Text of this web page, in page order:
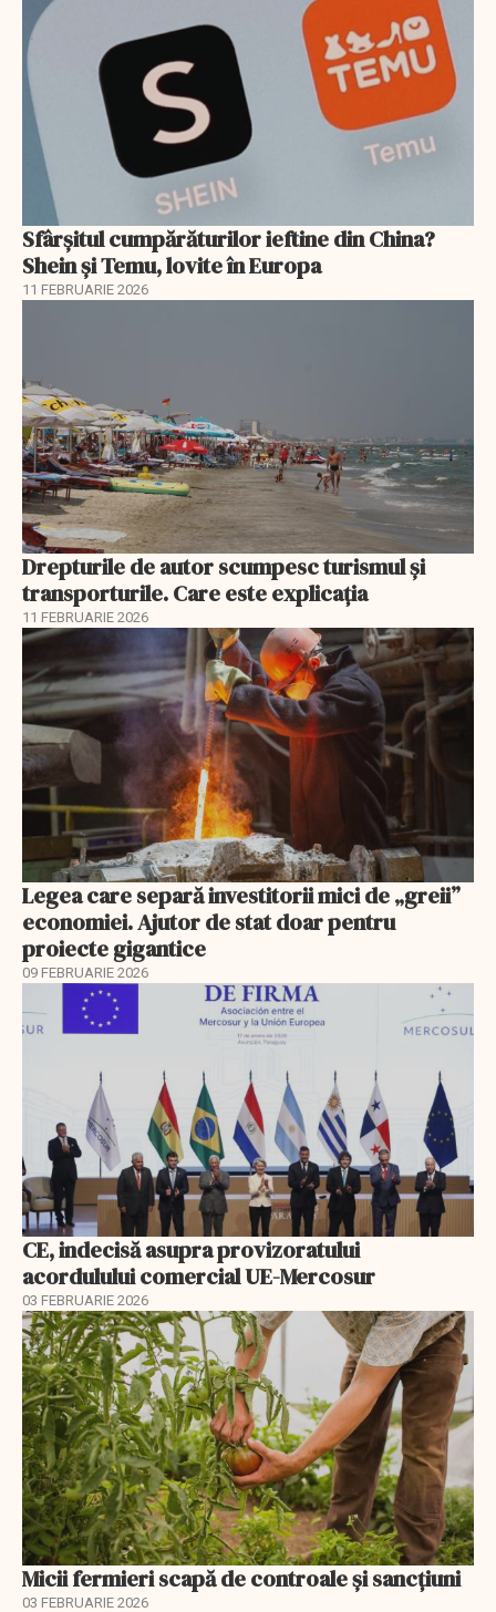
Sfârșitul cumpărăturilor ieftine din China?
Shein și Temu, lovite în Europa
11 FEBRUARIE 2026
Drepturile de autor scumpesc turismul și
transporturile. Care este explicația
11 FEBRUARIE 2026
Legea care separă investitorii mici de „greii”
economiei. Ajutor de stat doar pentru
proiecte gigantice
09 FEBRUARIE 2026
CE, indecisă asupra provizoratului
acordulului comercial UE-Mercosur
03 FEBRUARIE 2026
Micii fermieri scapă de controale și sancțiuni
03 FEBRUARIE 2026